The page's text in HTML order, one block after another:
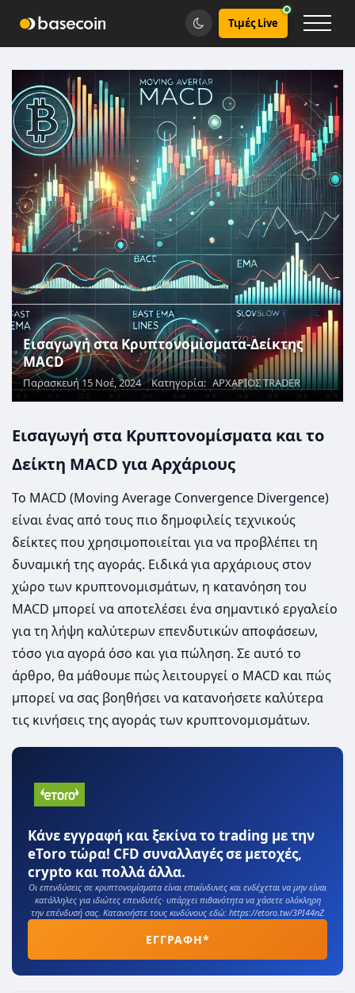
Τιμές Live
Εισαγωγή στα Κρυπτονομίσματα-Δείκτης
MACD
Παρασκευή 15 Νοέ, 2024 Κατηγορία: ΑΡΧΑΡΙΟΣ TRADER
Εισαγωγή στα Κρυπτονομίσματα και το
Δείκτη MACD για Αρχάριους
Το MACD (Moving Average Convergence Divergence)
είναι ένας από τους πιο δημοφιλείς τεχνικούς
δείκτες που χρησιμοποιείται για να προβλέπει τη
δυναμική της αγοράς. Ειδικά για αρχάριους στον
χώρο των κρυπτονομισμάτων, η κατανόηση του
MACD μπορεί να αποτελέσει ένα σημαντικό εργαλείο
για τη λήψη καλύτερων επενδυτικών αποφάσεων,
τόσο για αγορά όσο και για πώληση. Σε αυτό το
άρθρο, θα μάθουμε πώς λειτουργεί ο MACD και πώς
μπορεί να σας βοηθήσει να κατανοήσετε καλύτερα
τις κινήσεις της αγοράς των κρυπτονομισμάτων.
Κάνε εγγραφή και ξεκίνα το trading με την
eToro τώρα! CFD συναλλαγές σε μετοχές,
crypto και πολλά άλλα.
Οι επενδύσεις σε κρυπτονομίσματα είναι επικίνδυνες και ενδέχεται να μην είναι
κατάλληλες για ιδιώτες επενδυτές· υπάρχει πιθανότητα να χάσετε ολόκληρη
την επένδυσή σας. Κατανοήστε τους κινδύνους εδώ: https://etoro.tw/3PI44nZ
ΕΓΓΡΑΦΗ*